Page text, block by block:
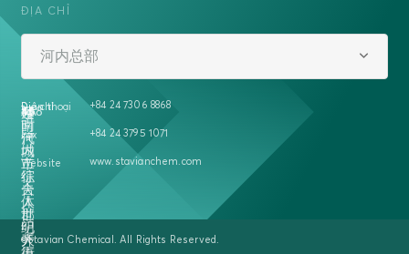
ĐỊA CHỈ
河内总部
Địa chỉ
越
南
河
内
二
征
夫
人
郡
明
开
458
号
时
代
城
市
综
合
体
世
纪
大
5A
楼
Điện thoại +84 24 7306 8868
Fax +84 24 3795 1071
Website www.stavianchem.com
©Stavian Chemical. All Rights Reserved.